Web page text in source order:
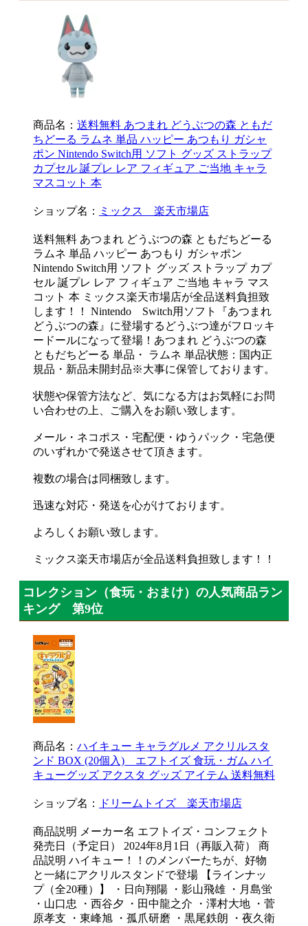
商品名： 送料無料 あつまれ どうぶつの森 ともだ
ちどーる ラムネ 単品 ハッピー あつもり ガシャ
ポン Nintendo Switch用 ソフト グッズ ストラップ
カプセル 誕プレ レア フィギュア ご当地 キャラ
マスコット 本
ショップ名： ミックス 楽天市場店
送料無料 あつまれ どうぶつの森 ともだちどーる
ラムネ 単品 ハッピー あつもり ガシャポン
Nintendo Switch用 ソフト グッズ ストラップ カプ
セル 誕プレ レア フィギュア ご当地 キャラ マス
コット 本 ミックス楽天市場店が全品送料負担致
します！！ Nintendo Switch用ソフト『あつまれ
どうぶつの森』に登場するどうぶつ達がフロッキ
ードールになって登場！あつまれ どうぶつの森
ともだちどーる 単品・ ラムネ 単品状態：国内正
規品・新品未開封品※大事に保管しております。
状態や保管方法など、気になる方はお気軽にお問
い合わせの上、ご購入をお願い致します。
メール・ネコポス・宅配便・ゆうパック・宅急便
のいずれかで発送させて頂きます。
複数の場合は同梱致します。
迅速な対応・発送を心がけております。
よろしくお願い致します。
ミックス楽天市場店が全品送料負担致します！！
コレクション（食玩・おまけ）の人気商品ラン
キング 第9位
商品名： ハイキュー キャラグルメ アクリルスタ
ンド BOX (20個入) エフトイズ 食玩・ガム ハイ
キューグッズ アクスタ グッズ アイテム 送料無料
ショップ名： ドリームトイズ 楽天市場店
商品説明 メーカー名 エフトイズ・コンフェクト
発売日（予定日） 2024年8月1日（再販入荷） 商
品説明 ハイキュー！！のメンバーたちが、好物
と一緒にアクリルスタンドで登場 【ラインナッ
プ（全20種）】 ・日向翔陽 ・影山飛雄 ・月島蛍
・山口忠 ・西谷夕 ・田中龍之介 ・澤村大地 ・菅
原孝支 ・東峰旭 ・孤爪研磨 ・黒尾鉄朗 ・夜久衛